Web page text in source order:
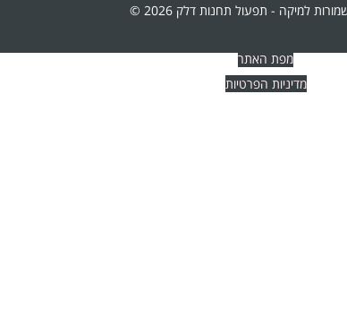
למיקה - תפעול תחנות דלק 2026 ©
מפת האתר
מדיניות הפרטיות